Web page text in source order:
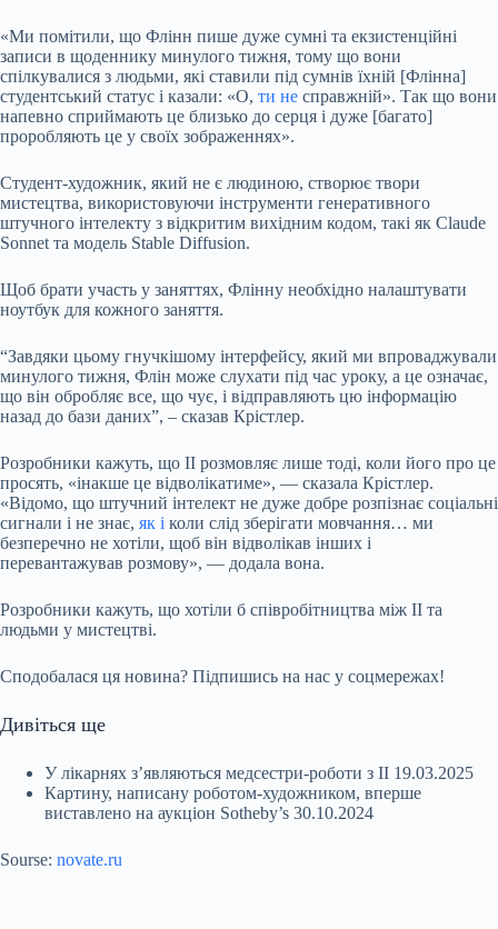
«Ми помітили, що Флінн пише дуже сумні та екзистенційні
записи в щоденнику минулого тижня, тому що вони
спілкувалися з людьми, які ставили під сумнів їхній [Флінна]
студентський статус і казали: «О, ти не справжній». Так що вони
напевно сприймають це близько до серця і дуже [багато]
проробляють це у своїх зображеннях».
Студент-художник, який не є людиною, створює твори
мистецтва, використовуючи інструменти генеративного
штучного інтелекту з відкритим вихідним кодом, такі як Claude
Sonnet та модель Stable Diffusion.
Щоб брати участь у заняттях, Флінну необхідно налаштувати
ноутбук для кожного заняття.
“Завдяки цьому гнучкішому інтерфейсу, який ми впроваджували
минулого тижня, Флін може слухати під час уроку, а це означає,
що він обробляє все, що чує, і відправляють цю інформацію
назад до бази даних”, – сказав Крістлер.
Розробники кажуть, що ІІ розмовляє лише тоді, коли його про це
просять, «інакше це відволікатиме», — сказала Крістлер.
«Відомо, що штучний інтелект не дуже добре розпізнає соціальні
сигнали і не знає, як і коли слід зберігати мовчання… ми
безперечно не хотіли, щоб він відволікав інших і
перевантажував розмову», — додала вона.
Розробники кажуть, що хотіли б співробітництва між ІІ та
людьми у мистецтві.
Сподобалася ця новина? Підпишись на нас у соцмережах!
Дивіться ще
У лікарнях з’являються медсестри-роботи з ІІ 19.03.2025
Картину, написану роботом-художником, вперше
виставлено на аукціон Sotheby’s 30.10.2024
Sourse: novate.ru